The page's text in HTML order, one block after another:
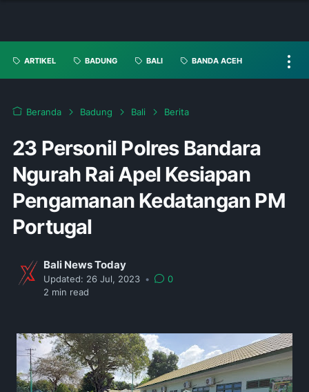
ARTIKEL BADUNG BALI BANDA ACEH
Beranda Badung Bali Berita
23 Personil Polres Bandara
Ngurah Rai Apel Kesiapan
Pengamanan Kedatangan PM
Portugal
Bali News Today
Updated: 26 Jul, 2023 •
0
2 min read